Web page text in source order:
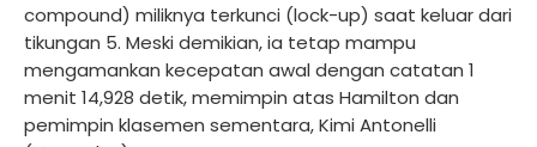
compound) miliknya terkunci (lock-up) saat keluar dari
tikungan 5. Meski demikian, ia tetap mampu
mengamankan kecepatan awal dengan catatan 1
menit 14,928 detik, memimpin atas Hamilton dan
pemimpin klasemen sementara, Kimi Antonelli